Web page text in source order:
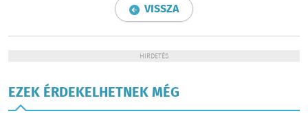
VISSZA
HIRDETÉS
EZEK ÉRDEKELHETNEK MÉG